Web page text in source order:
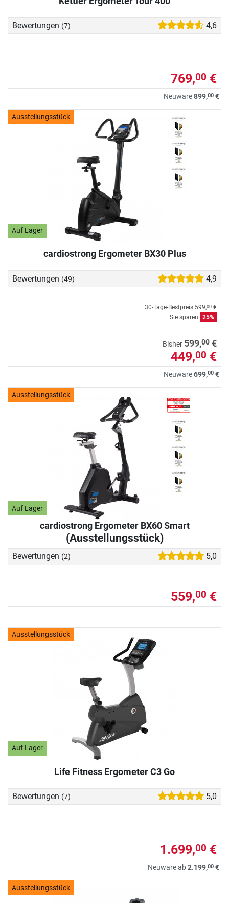
Bewertungen (7) 4,6
769,00 €
Neuware899,00 €
Ausstellungsstück
Auf Lager
cardiostrong Ergometer BX30 Plus
Bewertungen (49) 4,9
30-Tage-Bestpreis 599,00 €
Sie sparen
25%
Bisher 599,00 €
449,00 €
Neuware699,00 €
Ausstellungsstück
Auf Lager
cardiostrong Ergometer BX60 Smart
(Ausstellungsstück)
Bewertungen (2) 5,0
559,00 €
Ausstellungsstück
Auf Lager
Life Fitness Ergometer C3 Go
Bewertungen (7) 5,0
1.699,00 €
Neuware ab2.199,00 €
Ausstellungsstück